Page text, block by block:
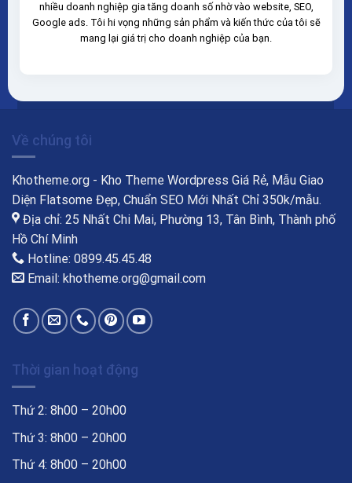
nhiều doanh nghiệp gia tăng doanh số nhờ vào website, SEO,
Google ads. Tôi hi vọng những sản phẩm và kiến thức của tôi sẽ
mang lại giá trị cho doanh nghiệp của bạn.
Về chúng tôi
Khotheme.org - Kho Theme Wordpress Giá Rẻ, Mẫu Giao
Diện Flatsome Đẹp, Chuẩn SEO Mới Nhất Chỉ 350k/mẫu.
Địa chỉ: 25 Nhất Chi Mai, Phường 13, Tân Bình, Thành phố
Hồ Chí Minh
Hotline: 0899.45.45.48
Email: khotheme.org@gmail.com
Thời gian hoạt động
Thứ 2: 8h00 – 20h00
Thứ 3: 8h00 – 20h00
Thứ 4: 8h00 – 20h00